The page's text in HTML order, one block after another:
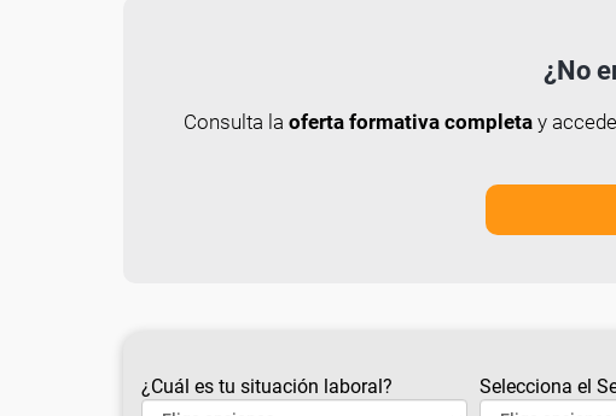
¿No
Consulta la oferta formativa completay
¿Cuál es tu situación laboral? Selecciona el